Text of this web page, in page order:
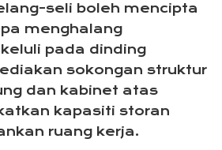
seli boleh mencipta
menghalang
pada dinding
sokongan struktur
dan kabinet atas
kapasiti storan
ruang kerja.